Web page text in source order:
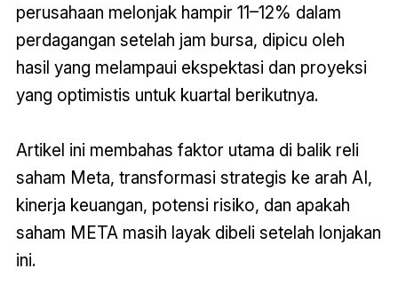
perusahaan melonjak hampir 11–12% dalam
perdagangan setelah jam bursa, dipicu oleh
hasil yang melampaui ekspektasi dan proyeksi
yang optimistis untuk kuartal berikutnya.
Artikel ini membahas faktor utama di balik reli
saham Meta, transformasi strategis ke arah AI,
kinerja keuangan, potensi risiko, dan apakah
saham META masih layak dibeli setelah lonjakan
ini.